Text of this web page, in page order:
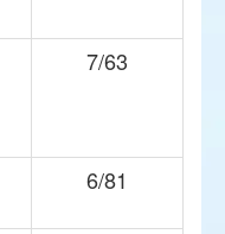
7/63
6/81